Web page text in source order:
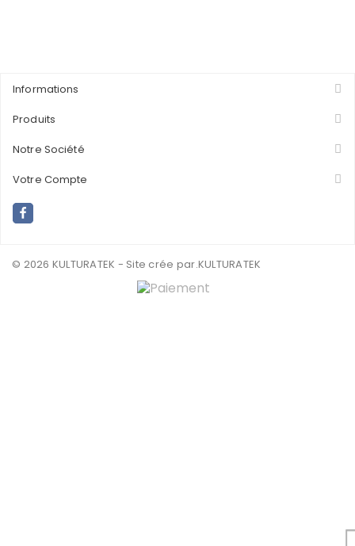
Informations
Produits
Notre Société
Votre Compte
© 2026 KULTURATEK - Site crée par.KULTURATEK